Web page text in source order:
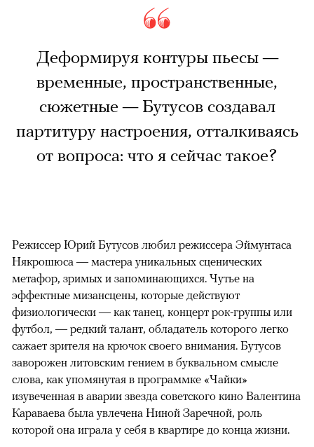
Деформируя контуры пьесы —
временные, пространственные,
сюжетные — Бутусов создавал
партитуру настроения, отталкиваясь
от вопроса: что я сейчас такое?
Режиссер Юрий Бутусов любил режиссера Эймунтаса
Някрошюса — мастера уникальных сценических
метафор, зримых и запоминающихся. Чутье на
эффектные мизансцены, которые действуют
физиологически — как танец, концерт рок-группы или
футбол, — редкий талант, обладатель которого легко
сажает зрителя на крючок своего внимания. Бутусов
заворожен литовским гением в буквальном смысле
слова, как упомянутая в программке «Чайки»
изувеченная в аварии звезда советского кино Валентина
Караваева была увлечена Ниной Заречной, роль
которой она играла у себя в квартире до конца жизни.